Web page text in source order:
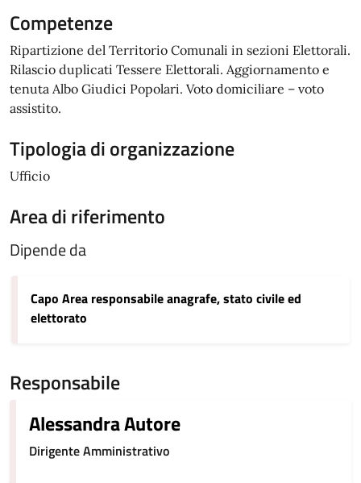
Competenze
Ripartizione del Territorio Comunali in sezioni Elettorali.
Rilascio duplicati Tessere Elettorali. Aggiornamento e
tenuta Albo Giudici Popolari. Voto domiciliare – voto
assistito.
Tipologia di organizzazione
Ufficio
Area di riferimento
Dipende da
Capo Area responsabile anagrafe, stato civile ed
elettorato
Responsabile
Alessandra Autore
Dirigente Amministrativo